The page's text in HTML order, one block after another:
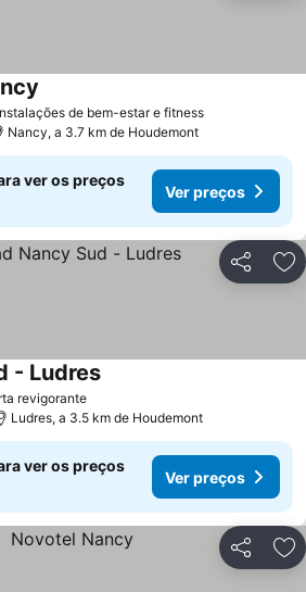
de bem-estar e fitness
Nancy, a 3.7 km de Houdemont
ver os preços
Ver preços
Partilhar
revigorante
- Ludres
Ludres, a 3.5 km de Houdemont
ver os preços
Ver preços
Partilhar